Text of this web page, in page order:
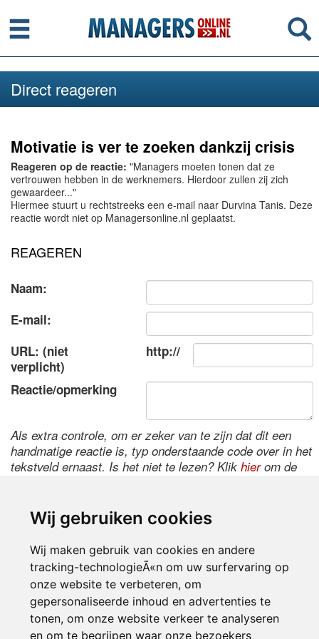
Wij gebruiken cookies
Wij maken gebruik van cookies en andere
tracking-technologieÃ«n om uw surfervaring op
onze website te verbeteren, om
gepersonaliseerde inhoud en advertenties te
tonen, om onze website verkeer te analyseren
en om te begrijpen waar onze bezoekers
Menu
Direct reageren
Motivatie is ver te zoeken dankzij crisis
Reageren op de reactie: "Managers moeten tonen dat ze
vertrouwen hebben in de werknemers. Hierdoor zullen zij zich
gewaardeer..."
Hiermee stuurt u rechtstreeks een e-mail naar Durvina Tanis. Deze
reactie wordt niet op Managersonline.nl geplaatst.
REAGEREN
Naam:
E-mail:
URL: (niet
verplicht)
http://
Reactie/opmerking
Als extra controle, om er zeker van te zijn dat dit een
handmatige reactie is, typ onderstaande code over in het
tekstveld ernaast. Is het niet te lezen? Klik hierom de